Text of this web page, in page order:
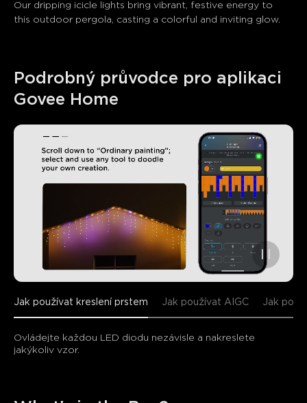
Our dripping icicle lights bring vibrant, festive energy to
this outdoor pergola, casting a colorful and inviting glow.
Podrobný průvodce pro aplikaci
Govee Home
Jak používat kreslení prstem Jak používat AIGC Jak
Ovládejte každou LED diodu nezávisle a nakreslete
jakýkoliv vzor.